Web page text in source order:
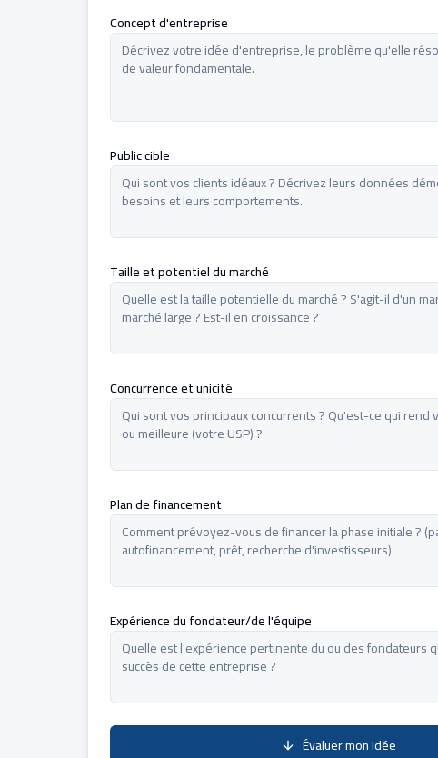
Concept d'entreprise
Public cible
Taille et potentiel du marché
Concurrence et unicité
Plan de financement
Expérience du fondateur/de l'équipe
Évaluer mon idée